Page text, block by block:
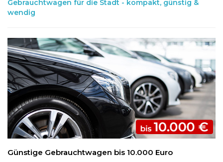
Gebrauchtwagen für die Stadt - kompakt, günstig &
wendig
Günstige Gebrauchtwagen bis 10.000 Euro